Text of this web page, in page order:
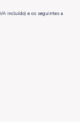
incluído) e os seguintes a